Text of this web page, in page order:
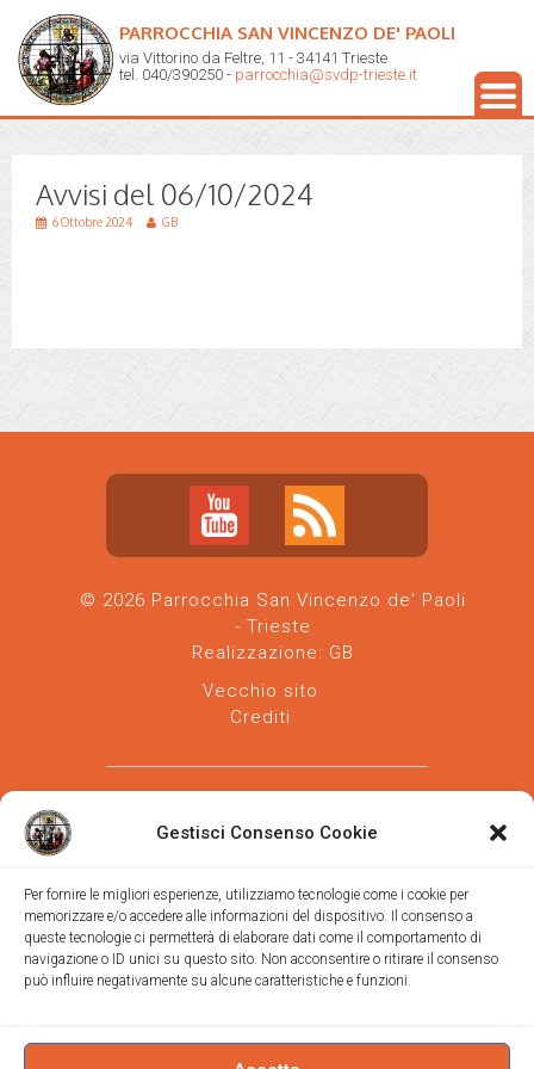
Gestisci Consenso Cookie
Per fornire le migliori esperienze, utilizziamo tecnologie come i cookie per
memorizzare e/o accedere alle informazioni del dispositivo. Il consenso a
queste tecnologie ci permetterà di elaborare dati come il comportamento di
navigazione o ID unici su questo sito. Non acconsentire o ritirare il consenso
può influire negativamente su alcune caratteristiche e funzioni.
PARROCCHIA SAN VINCENZO DE' PAOLI
via Vittorino da Feltre, 11 - 34141 Trieste
tel. 040/390250 - parrocchia@svdp-trieste.it
Avvisi del 06/10/2024
6 Ottobre 2024 GB
© 2026 Parrocchia San Vincenzo de' Paoli
- Trieste
Realizzazione: GB
Vecchio sito
Crediti
Parrocchia san Vincenzo de' Paoli-Diocesi
di Trieste
via Vittorino da Feltre, 11 (chiesa)
Trieste